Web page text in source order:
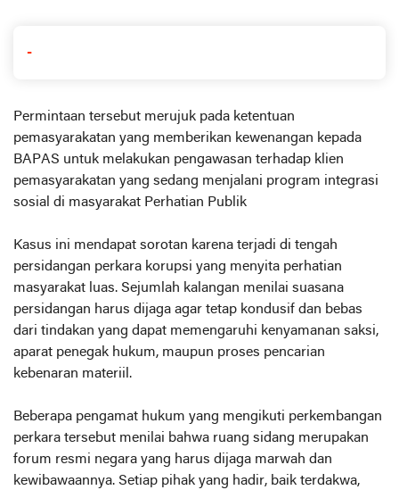
-
Permintaan tersebut merujuk pada ketentuan
pemasyarakatan yang memberikan kewenangan kepada
BAPAS untuk melakukan pengawasan terhadap klien
pemasyarakatan yang sedang menjalani program integrasi
sosial di masyarakat Perhatian Publik
Kasus ini mendapat sorotan karena terjadi di tengah
persidangan perkara korupsi yang menyita perhatian
masyarakat luas. Sejumlah kalangan menilai suasana
persidangan harus dijaga agar tetap kondusif dan bebas
dari tindakan yang dapat memengaruhi kenyamanan saksi,
aparat penegak hukum, maupun proses pencarian
kebenaran materiil.
Beberapa pengamat hukum yang mengikuti perkembangan
perkara tersebut menilai bahwa ruang sidang merupakan
forum resmi negara yang harus dijaga marwah dan
kewibawaannya. Setiap pihak yang hadir, baik terdakwa,